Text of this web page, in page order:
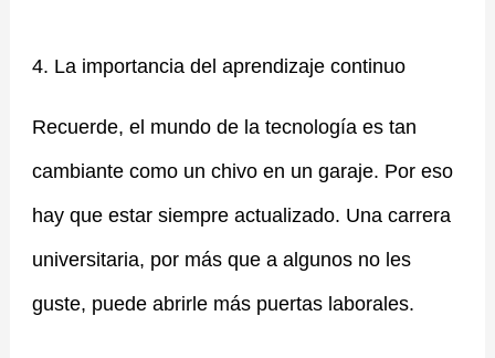
4. La importancia del aprendizaje continuo
Recuerde, el mundo de la tecnología es tan
cambiante como un chivo en un garaje. Por eso
hay que estar siempre actualizado. Una carrera
universitaria, por más que a algunos no les
guste, puede abrirle más puertas laborales.